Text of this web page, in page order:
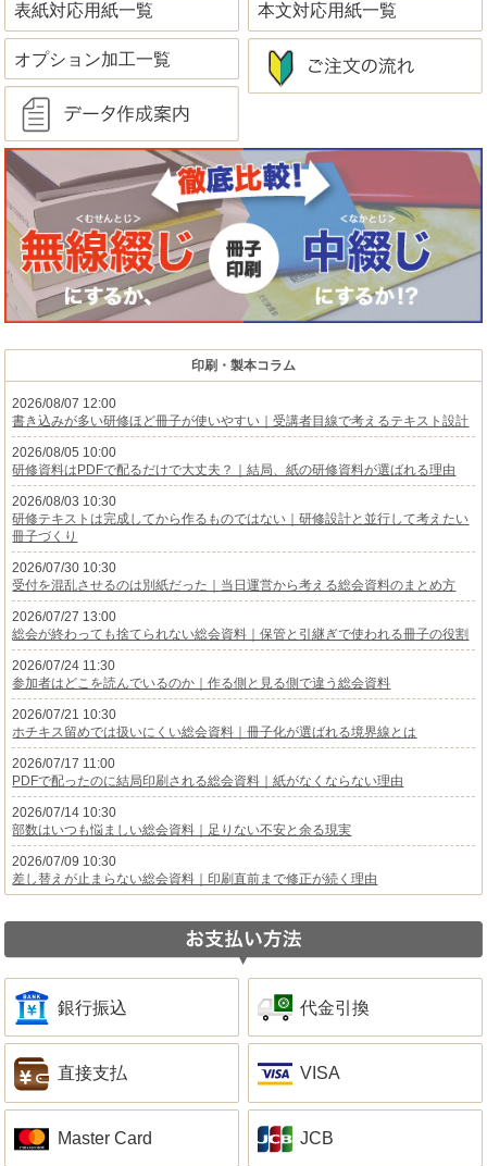
表紙対応用紙一覧 本文対応用紙一覧
オプション加工一覧
印刷・製本コラム
2026/08/07 12:00
書き込みが多い研修ほど冊子が使いやすい｜受講者目線で考えるテキスト設計
2026/08/05 10:00
研修資料はPDFで配るだけで大丈夫？｜結局、紙の研修資料が選ばれる理由
2026/08/03 10:30
研修テキストは完成してから作るものではない｜研修設計と並行して考えたい
冊子づくり
2026/07/30 10:30
受付を混乱させるのは別紙だった｜当日運営から考える総会資料のまとめ方
2026/07/27 13:00
総会が終わっても捨てられない総会資料｜保管と引継ぎで使われる冊子の役割
2026/07/24 11:30
参加者はどこを読んでいるのか｜作る側と見る側で違う総会資料
2026/07/21 10:30
ホチキス留めでは扱いにくい総会資料｜冊子化が選ばれる境界線とは
2026/07/17 11:00
PDFで配ったのに結局印刷される総会資料｜紙がなくならない理由
2026/07/14 10:30
部数はいつも悩ましい総会資料｜足りない不安と余る現実
2026/07/09 10:30
差し替えが止まらない総会資料｜印刷直前まで修正が続く理由
銀行振込 代金引換
直接支払 VISA
Master Card JCB